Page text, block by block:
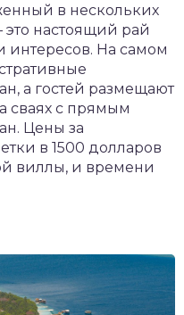
в нескольких
это настоящий рай
интересов. На самом
а гостей размещают
сваях с прямым
Цены за
в 1500 долларов
виллы, и времени